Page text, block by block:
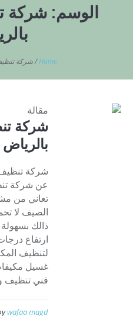
الوسم:شركة
Home
/شركة
مقالة
شركة
بالرياض
شركة
عن شركة
تعاني من
الصيف لا
ذالك
ارتفاع
لتنظيف
غسيل
فني تنظيف
wafaa magd